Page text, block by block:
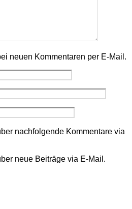
neuen Kommentaren per E-Mail.
nachfolgende Kommentare via
neue Beiträge via E-Mail.